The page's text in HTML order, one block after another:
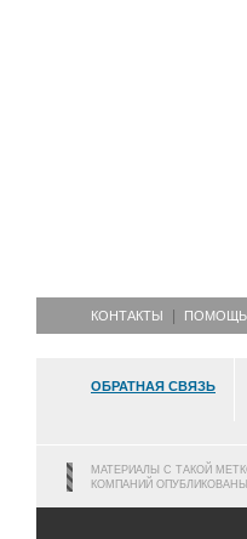
КОНТАКТЫ ПОМОЩЬ
ОБРАТНАЯ СВЯЗЬ
МАТЕРИАЛЫ С ТАКОЙ
КОМПАНИЙ